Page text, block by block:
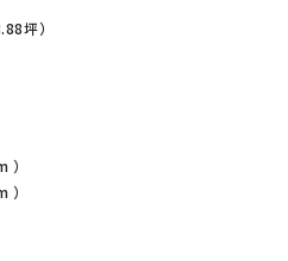
坪）
）
）